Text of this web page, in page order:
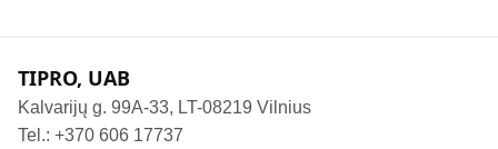
TIPRO, UAB
Kalvarijų g. 99A-33, LT-08219 Vilnius
Tel.: +370 606 17737